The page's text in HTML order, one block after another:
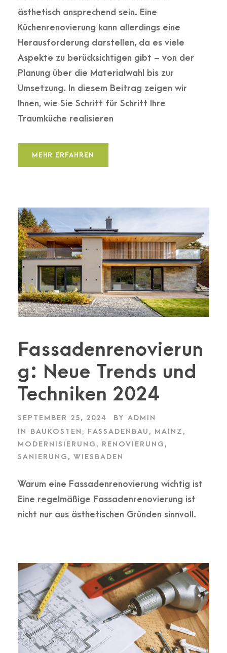
ästhetisch ansprechend sein. Eine
Küchenrenovierung kann allerdings eine
Herausforderung darstellen, da es viele
Aspekte zu berücksichtigen gibt – von der
Planung über die Materialwahl bis zur
Umsetzung. In diesem Beitrag zeigen wir
Ihnen, wie Sie Schritt für Schritt Ihre
Traumküche realisieren
MEHR ERFAHREN
Fassadenrenovierun
g: Neue Trends und
Techniken 2024
SEPTEMBER 25, 2024 BY ADMIN
IN
BAUKOSTEN , FASSADENBAU , MAINZ ,
MODERNISIERUNG , RENOVIERUNG ,
SANIERUNG , WIESBADEN
Warum eine Fassadenrenovierung wichtig ist
Eine regelmäßige Fassadenrenovierung ist
nicht nur aus ästhetischen Gründen sinnvoll.